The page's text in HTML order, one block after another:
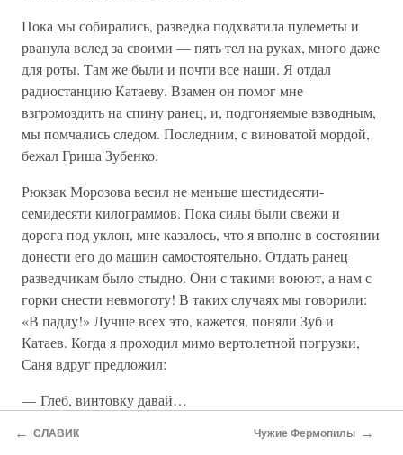
Пока мы собирались, разведка подхватила пулеметы и
рванула вслед за своими — пять тел на руках, много даже
для роты. Там же были и почти все наши. Я отдал
радиостанцию Катаеву. Взамен он помог мне
взгромоздить на спину ранец, и, подгоняемые взводным,
мы помчались следом. Последним, с виноватой мордой,
бежал Гриша Зубенко.
Рюкзак Морозова весил не меньше шестидесяти-
семидесяти килограммов. Пока силы были свежи и
дорога под уклон, мне казалось, что я вполне в состоянии
донести его до машин самостоятельно. Отдать ранец
разведчикам было стыдно. Они с такими воюют, а нам с
горки снести невмоготу! В таких случаях мы говорили:
«В падлу!» Лучше всех это, кажется, поняли Зуб и
Катаев. Когда я проходил мимо вертолетной погрузки,
Саня вдруг предложил:
— Глеб, винтовку давай…
Я, понятно, не отдал…
← СЛАВИК Чужие Фермопилы →